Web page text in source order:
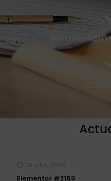
29 julio, 2025
Elementor #2159